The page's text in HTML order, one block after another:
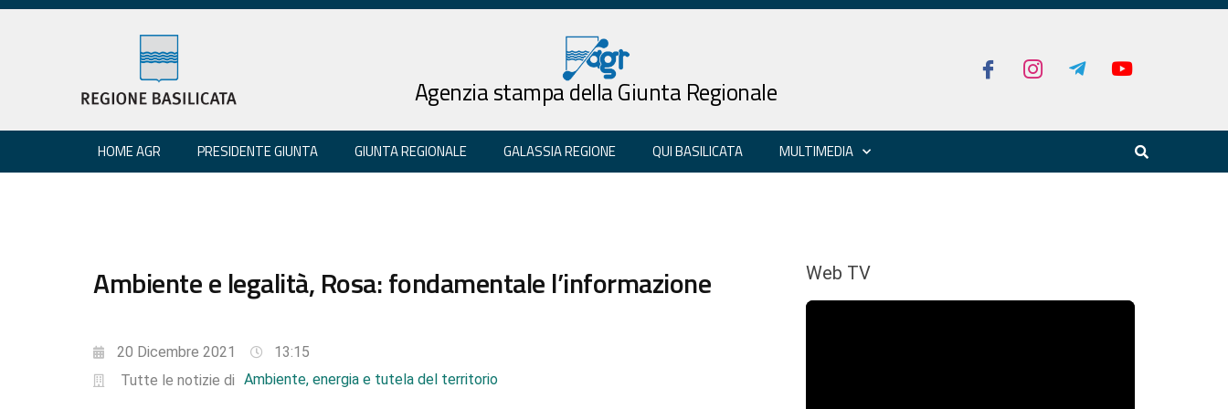
Agenzia stampa della Giunta Regionale
HOME AGR PRESIDENTE GIUNTA GIUNTA REGIONALE GALASSIA REGIONE QUI BASILICATA MULTIMEDIA
Ambiente e legalità, Rosa: fondamentale l’informazione
20 Dicembre 2021
13:15
Tutte le notizie di Ambiente, energia e tutela del territorio
Web TV